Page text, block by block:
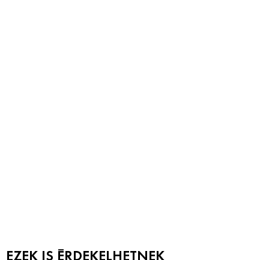
EZEK IS ÉRDEKELHETNEK